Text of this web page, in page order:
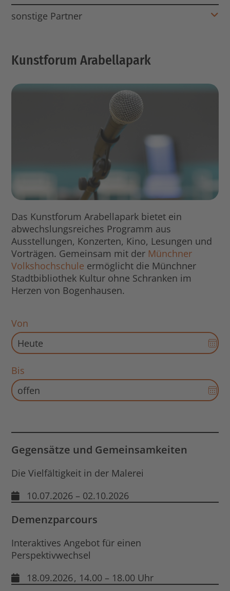
sonstige Partner
Kunstforum Arabellapark
Das Kunstforum Arabellapark bietet ein
abwechslungsreiches Programm aus
Ausstellungen, Konzerten, Kino, Lesungen und
Vorträgen. Gemeinsam mit der Münchner
Volkshochschule ermöglicht die Münchner
Stadtbibliothek Kultur ohne Schranken im
Herzen von Bogenhausen.
Von
Bis
Gegensätze und Gemeinsamkeiten
Die Vielfältigkeit in der Malerei
10.07.2026 – 02.10.2026
Demenzparcours
Interaktives Angebot für einen
Perspektivwechsel
18.09.2026, 14.00 – 18.00 Uhr